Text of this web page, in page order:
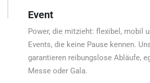
Event
Power, die mitzieht: flexibel, mobil
Events, die keine Pause kennen.
garantieren reibungslose Abläufe,
Messe oder Gala.